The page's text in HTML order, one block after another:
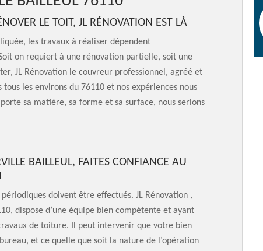
LE TOIT, JL RÉNOVATION EST LÀ
les travaux à réaliser dépendent
on requiert à une rénovation partielle, soit une
JL Rénovation le couvreur professionnel, agréé et
les environs du 76110 et nos expériences nous
sa matière, sa forme et sa surface, nous serions
BAILLEUL, FAITES CONFIANCE AU
doivent être effectués. JL Rénovation ,
dispose d’une équipe bien compétente et ayant
de toiture. Il peut intervenir que votre bien
et ce quelle que soit la nature de l’opération